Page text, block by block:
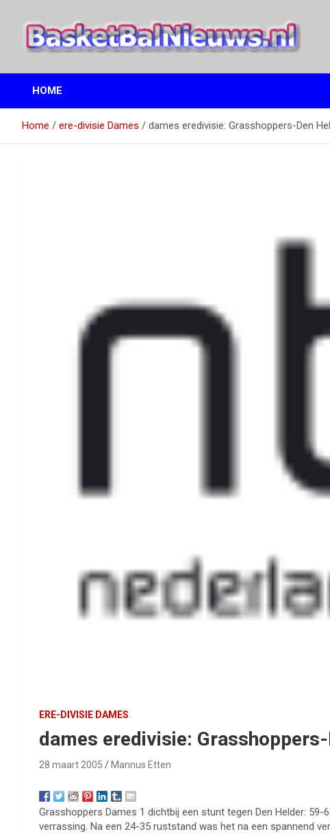
inhoud
BasketBalNieuws.nl
Etten
HOME
Home ere-divisie Dames dames eredivisie: Grasshoppers-Den
ERE-DIVISIE DAMES
dames eredivisie:
28 maart 2005 Mannus Etten
Grasshoppers Dames 1 dichtbij een stunt tegen Den Helder:
verrassing. Na een 24-35 ruststand was het na een spannend